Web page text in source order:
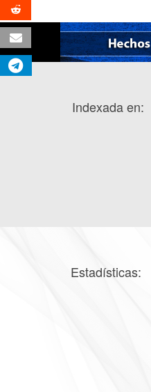
Indexada en:
Estadísticas: